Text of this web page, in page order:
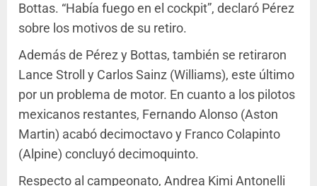
Bottas. “Había fuego en el cockpit”, declaró Pérez
sobre los motivos de su retiro.
Además de Pérez y Bottas, también se retiraron
Lance Stroll y Carlos Sainz (Williams), este último
por un problema de motor. En cuanto a los pilotos
mexicanos restantes, Fernando Alonso (Aston
Martin) acabó decimoctavo y Franco Colapinto
(Alpine) concluyó decimoquinto.
Respecto al campeonato, Andrea Kimi Antonelli